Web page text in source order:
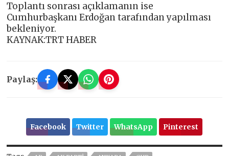
Toplantı sonrası açıklamanın ise
Cumhurbaşkanı Erdoğan tarafından yapılması
bekleniyor.
KAYNAK:TRT HABER
Paylaş:
Facebook Twitter WhatsApp Pinterest